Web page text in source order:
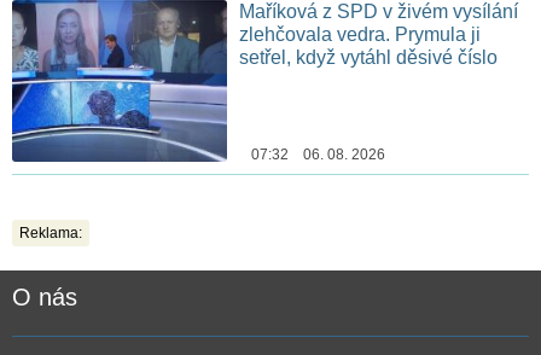
Maříková z SPD v živém vysílání
zlehčovala vedra. Prymula ji
setřel, když vytáhl děsivé číslo
07:32 06. 08. 2026
Reklama:
O nás